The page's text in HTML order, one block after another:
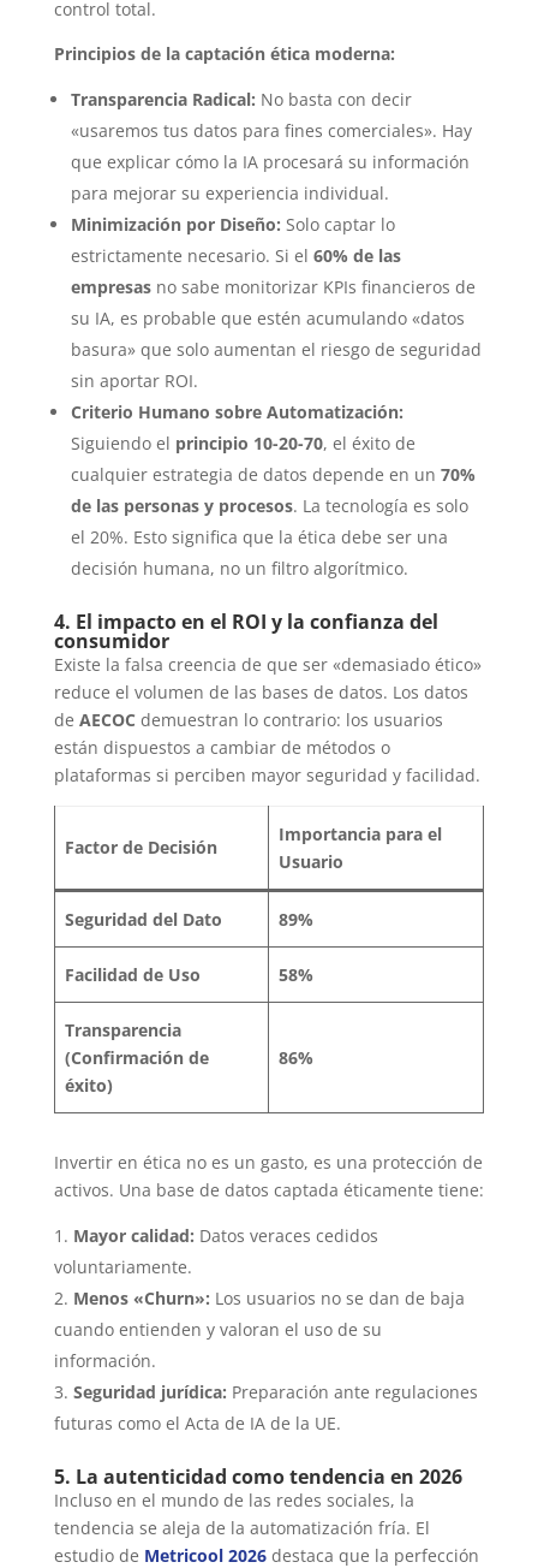
control total.
Principios de la captación ética moderna:
Transparencia Radical: No basta con decir
«usaremos tus datos para fines comerciales». Hay
que explicar cómo la IA procesará su información
para mejorar su experiencia individual.
Minimización por Diseño: Solo captar lo
estrictamente necesario. Si el 60% de las
empresasno sabe monitorizar KPIs financieros de
su IA, es probable que estén acumulando «datos
basura» que solo aumentan el riesgo de seguridad
sin aportar ROI.
Criterio Humano sobre Automatización:
Siguiendo el principio 10-20-70, el éxito de
cualquier estrategia de datos depende en un 70%
de las personas y procesos. La tecnología es solo
el 20%. Esto significa que la ética debe ser una
decisión humana, no un filtro algorítmico.
4. El impacto en el ROI y la confianza del
consumidor
Existe la falsa creencia de que ser «demasiado ético»
reduce el volumen de las bases de datos. Los datos
de AECOC demuestran lo contrario: los usuarios
están dispuestos a cambiar de métodos o
plataformas si perciben mayor seguridad y facilidad.
Factor de Decisión
Importancia para el
Usuario
Seguridad del Dato 89%
Facilidad de Uso 58%
Transparencia
(Confirmación de
éxito)
86%
Invertir en ética no es un gasto, es una protección de
activos. Una base de datos captada éticamente tiene:
Mayor calidad: Datos veraces cedidos
voluntariamente.
Menos «Churn»: Los usuarios no se dan de baja
cuando entienden y valoran el uso de su
información.
Seguridad jurídica: Preparación ante regulaciones
futuras como el Acta de IA de la UE.
5. La autenticidad como tendencia en 2026
Incluso en el mundo de las redes sociales, la
tendencia se aleja de la automatización fría. El
estudio de Metricool 2026destaca que la perfección